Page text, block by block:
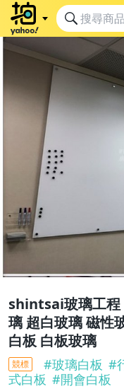
shintsai玻璃工程
璃 超白玻璃 磁性
白板 白板玻璃
競標 #玻璃白板 #
式白板 #開會白板